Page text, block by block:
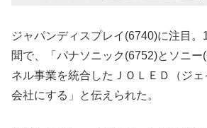
ジャパンディスプレイ(6740)に注目
聞で、「パナソニック(6752)とソニ
ネル事業を統合したＪＯＬＥＤ（ジ
会社にする」と伝えられた。